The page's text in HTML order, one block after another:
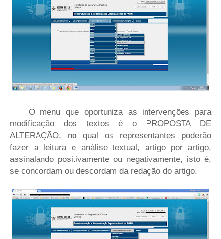
O menu que oportuniza as intervenções para
modificação dos textos é o PROPOSTA DE
ALTERAÇÃO, no qual os representantes poderão
fazer a leitura e análise textual, artigo por artigo,
assinalando positivamente ou negativamente, isto é,
se concordam ou descordam da redação do artigo.